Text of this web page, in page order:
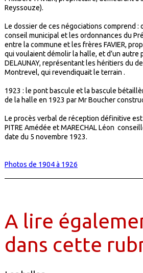
Reyssouze).
Le dossier de ces négociations comprend
conseil municipal et les ordonnances du
entre la commune et les frères FAVIER,
qui voulaient démolir la halle, et d’un autre
DELAUNAY, représentant les héritiers du
Montrevel, qui revendiquait le terrain .
1923 : le pont bascule et la bascule
de la halle en 1923 par Mr Boucher
Le procès verbal de réception définitive est
PITRE Amédée et MARECHAL Léon
date du 5 novembre 1923.
Photos de 1904 à 1926
A lire
dans cette